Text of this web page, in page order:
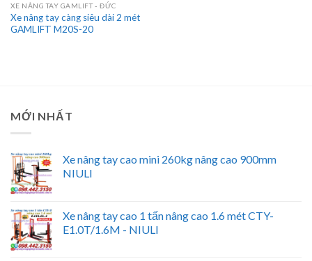
XE NÂNG TAY GAMLIFT - ĐỨC
Xe nâng tay càng siêu dài 2 mét
GAMLIFT M20S-20
MỚI NHẤT
Xe nâng tay cao mini 260kg nâng cao 900mm
NIULI
Xe nâng tay cao 1 tấn nâng cao 1.6 mét CTY-
E1.0T/1.6M - NIULI